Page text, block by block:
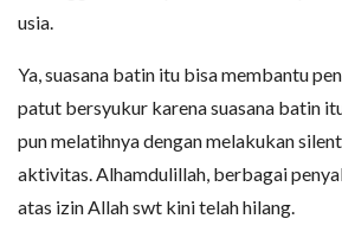
usia.
Ya, suasana batin itu bisa membantu
patut bersyukur karena suasana batin
pun melatihnya dengan melakukan
aktivitas. Alhamdulillah, berbagai
atas izin Allah swt kini telah hilang.